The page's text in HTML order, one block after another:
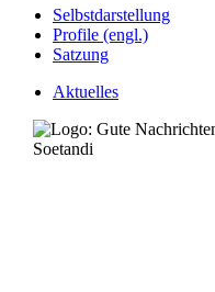
Selbstdarstellung
Profile (engl.)
Satzung
Aktuelles